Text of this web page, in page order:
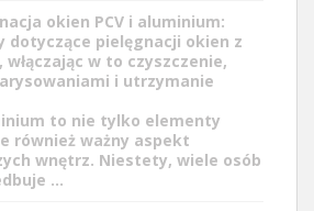
okien PCV i aluminium:
dotyczące pielęgnacji okien z
włączając w to czyszczenie,
i utrzymanie
to nie tylko elementy
również ważny aspekt
wnętrz. Niestety, wiele osób
…